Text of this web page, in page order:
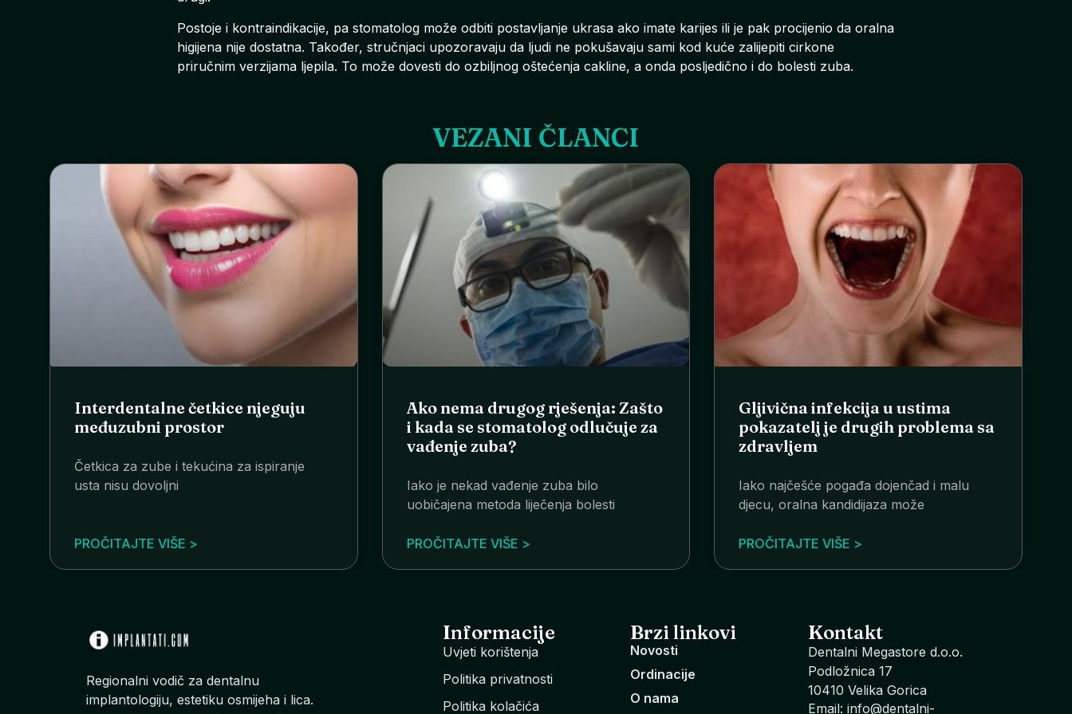
Postoje i kontraindikacije, pa stomatolog može odbiti postavljanje ukrasa ako imate karijes ili je pak procijenio da oralna
higijena nije dostatna. Također, stručnjaci upozoravaju da ljudi ne pokušavaju sami kod kuće zalijepiti cirkone
priručnim verzijama ljepila. To može dovesti do ozbiljnog oštećenja cakline, a onda posljedično i do bolesti zuba.
VEZANI ČLANCI
Interdentalne četkice njeguju
međuzubni prostor
Četkica za zube i tekućina za ispiranje
usta nisu dovoljni
PROČITAJTE VIŠE >
Ako nema drugog rješenja: Zašto
i kada se stomatolog odlučuje za
vađenje zuba?
Iako je nekad vađenje zuba bilo
uobičajena metoda liječenja bolesti
PROČITAJTE VIŠE >
Gljivična infekcija u ustima
pokazatelj je drugih problema sa
zdravljem
Iako najčešće pogađa dojenčad i malu
djecu, oralna kandidijaza može
PROČITAJTE VIŠE >
Regionalni vodič za dentalnu
implantologiju, estetiku osmijeha i lica.
Informacije
Uvjeti korištenja
Politika privatnosti
Politika kolačića
Brzi linkovi
Novosti
Ordinacije
O nama
Kontakt
Dentalni Megastore d.o.o.
Podložnica 17
10410 Velika Gorica
Email: info@dentalni-